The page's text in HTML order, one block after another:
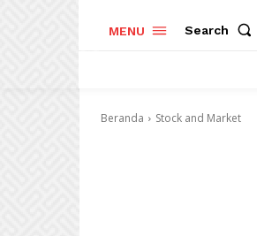
MENU Search
Beranda Stock and Market